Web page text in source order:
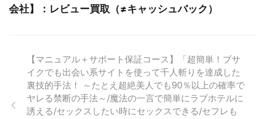
会社】：レビュー買取（≠キャッシュバック）
【マニュアル＋サポート保証コース】「超簡単！ブサ
イクでも出会い系サイトを使って千人斬りを達成した
裏技的手法！ ～たとえ超絶美人でも90％以上の確率で
ヤレる禁断の手法～/魔法の一言で簡単にラブホテルに
誘える/セックスしたい時にセックスできる/セフレも